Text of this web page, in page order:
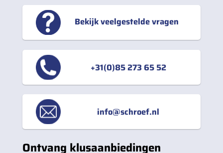
Bekijk veelgestelde vragen
+31(0)85 273 65 52
info@schroef.nl
Ontvang klusaanbiedingen